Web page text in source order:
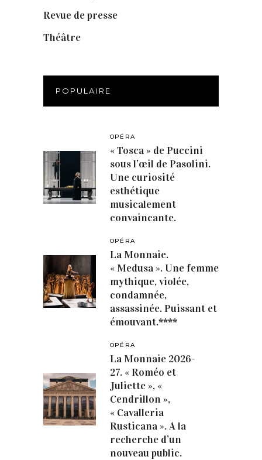
Revue de presse
Théâtre
POPULAIRE
OPÉRA
« Tosca » de Puccini
sous l’œil de Pasolini.
Une curiosité
esthétique
musicalement
convaincante.
OPÉRA
La Monnaie.
« Medusa ». Une femme
mythique, violée,
condamnée,
assassinée. Puissant et
émouvant.****
OPÉRA
La Monnaie 2026-
27. « Roméo et
Juliette », «
Cendrillon »,
« Cavalleria
Rusticana ». A la
recherche d’un
nouveau public.